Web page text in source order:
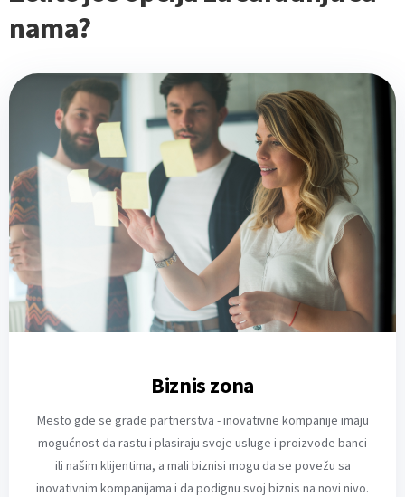
nama?
Biznis zona
Mesto gde se grade partnerstva - inovativne kompanije imaju
mogućnost da rastu i plasiraju svoje usluge i proizvode banci
ili našim klijentima, a mali biznisi mogu da se povežu sa
inovativnim kompanijama i da podignu svoj biznis na novi nivo.